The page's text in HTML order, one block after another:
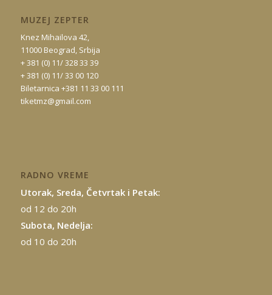
MUZEJ ZEPTER
Knez Mihailova 42,
11000 Beograd, Srbija
+ 381 (0) 11/ 328 33 39
+ 381 (0) 11/ 33 00 120
Biletarnica +381 11 33 00 111
tiketmz@gmail.com
RADNO VREME
Utorak, Sreda, Četvrtak i Petak:
od 12 do 20h
Subota, Nedelja:
od 10 do 20h